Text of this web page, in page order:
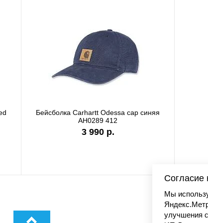
black
Бейсболка Carhartt DUNMORE BALL с
сеткой черный 101195 001
4 480 р.
Согласие
Мы
улучшения